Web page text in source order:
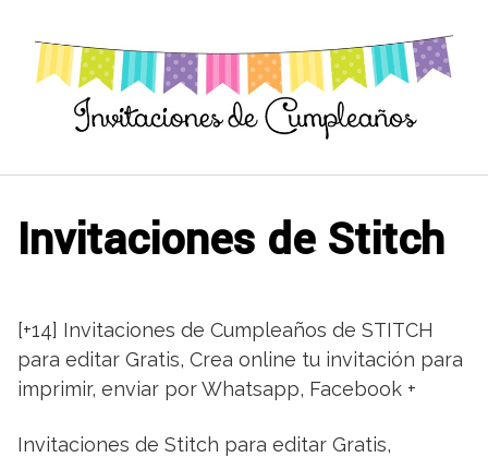
contenido
Invitaciones de Stitch
[+14] Invitaciones de Cumpleaños de STITCH
para editar Gratis, Crea online tu invitación para
imprimir, enviar por Whatsapp, Facebook +
Invitaciones de Stitch para editar Gratis,